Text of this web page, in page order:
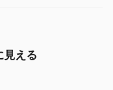
見える